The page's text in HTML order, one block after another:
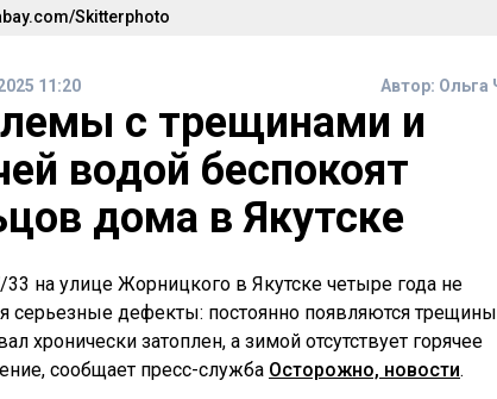
Skitterphoto
11:20 Автор: Ольга
с трещинами и
водой беспокоят
дома в Якутске
на улице Жорницкого в Якутске четыре года не
серьезные дефекты: постоянно появляются
хронически затоплен, а зимой отсутствует горячее
сообщает пресс-служба Осторожно, новости.